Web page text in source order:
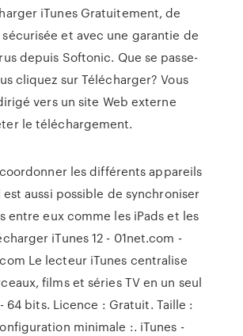
iTunes Gratuitement, de
et avec une garantie de
depuis Softonic. Que se passe-
cliquez sur Télécharger? Vous
vers un site Web externe
le téléchargement.
les différents appareils
est aussi possible de synchroniser
entre eux comme les iPads et les
iTunes 12 - 01net.com -
Le lecteur iTunes centralise
films et séries TV en un seul
64 bits. Licence : Gratuit. Taille :
minimale :. iTunes -